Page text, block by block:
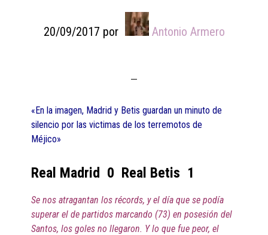
20/09/2017 por Antonio Armero
«En la imagen, Madrid y Betis guardan un minuto de
silencio por las victimas de los terremotos de
Méjico»
Real Madrid 0 Real Betis 1
Se nos atragantan los récords, y el día que se podía
superar el de partidos marcando (73) en posesión del
Santos, los goles no llegaron. Y lo que fue peor, el